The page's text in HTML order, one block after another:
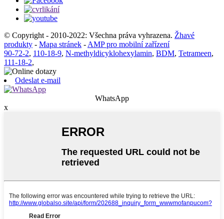
© Copyright - 2010-2022: Všechna práva vyhrazena. Žhavé
produkty - Mapa stránek - AMP pro mobilní zařízení
90-72-2, 110-18-9, N-methyldicyklohexylamin, BDM, Tetrameen,
111-18-2,
Odeslat e-mail
WhatsApp
x